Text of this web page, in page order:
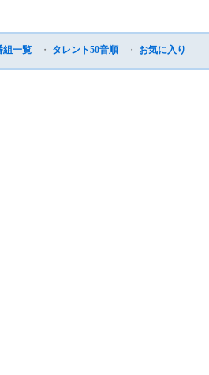
組一覧 ・ タレント50音順 ・ お気に入り